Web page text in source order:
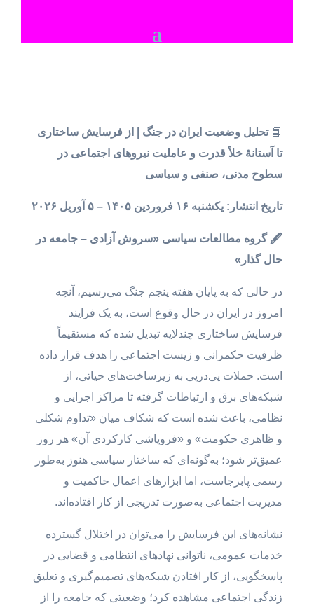
📘تحلیل وضعیت ایران در جنگ | از فرسایش ساختاری
تا آستانهٔ خلأ قدرت و عاملیت نیروهای اجتماعی در
سطوح مدنی، صنفی و سیاسی
تاریخ انتشار: یکشنبه ۱۶ فروردین ۱۴۰۵ – ۵ آوریل ۲۰۲۶
🖋 گروه مطالعات سیاسی «سروش آزادی – جامعه در
حال گذار»
در حالی که به پایان هفته پنجم جنگ می‌رسیم، آنچه
امروز در ایران در حال وقوع است، به یک فرایند
فرسایش ساختاری چندلایه تبدیل شده که مستقیماً
ظرفیت حکمرانی و زیست اجتماعی را هدف قرار داده
است. حملات پی‌درپی به زیرساخت‌های حیاتی، از
شبکه‌های برق و ارتباطات گرفته تا مراکز اجرایی و
نظامی، باعث شده است که شکاف میان «تداوم شکلی
و ظاهری حکومت» و «فروپاشی کارکردی آن» هر روز
عمیق‌تر شود؛ به‌گونه‌ای که ساختار سیاسی هنوز به‌طور
رسمی پابرجاست، اما ابزارهای اعمال حاکمیت و
مدیریت اجتماعی به‌صورت تدریجی از کار افتاده‌اند.
نشانه‌های این فرسایش را می‌توان در اختلال گسترده
خدمات عمومی، ناتوانی نهادهای انتظامی و قضایی در
پاسخگویی، از کار افتادن شبکه‌های تصمیم‌گیری و تعلیق
زندگی اجتماعی مشاهده کرد؛ وضعیتی که جامعه را از